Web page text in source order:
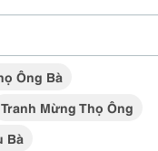
Ông Bà
Tranh Mừng Thọ Ông
Bà